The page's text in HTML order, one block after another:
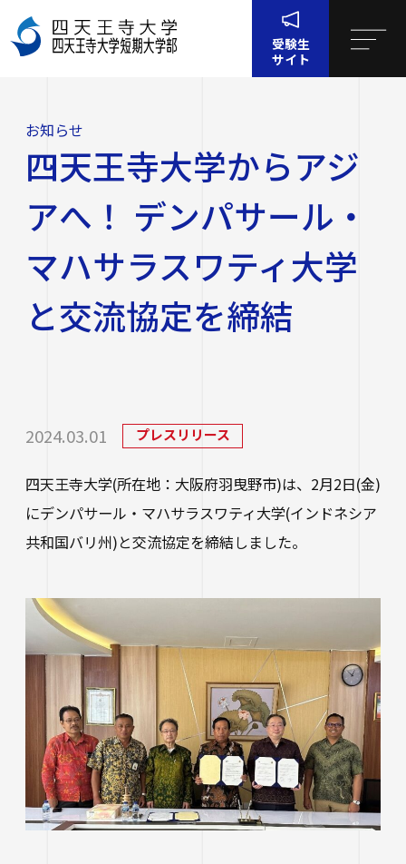
受験生
サイト
四天王寺大学について
四天王寺大学について
四天王寺大学の概要
学長挨拶
大学学章・ロゴ・学歌・応援歌
情報公開
学校法人四天王寺学園 中長期計画
学生広報スタッフ
大学へのご寄付について
キャンパス・施設紹介
交通アクセス
大学・大学院・短大
文学部
経営学部
看護学部
人文社会学部（2023年度以前入学生）
社会学部人間福祉学科（2026年度以前入学
生）
経営学部（2026年度以前入学生）
大学院
学生生活
学費
学生支援
クラブ・サークル紹介
クラス担任制
学生サポートフロア
障害学生支援
保健センター
学生相談室
性の多様性についての基本方針
就職・キャリア支援
キャリアセンター
教職教育推進センター
講座案内・行事予定
あべのハルカスサテライトキャンパス
キャリア教育
免許・資格
卒業生紹介
進路状況
研究・社会連携
学び
図書館
高等教育推進センター
仏教文化研究所
研究
公正な研究活動の推進
外部研究費（科研費等）
国際交流
グローバル教育センター（ランゲージプラザi
留学体験VOICE
海外渡航プログラム
キャンパスで国際交流
留学希望者向け情報
関連サイト
学校法人四天王寺学園
四天王寺高等学校／中学校
四天王寺東高等学校／中学校
四天王寺小学校
四天王寺大学後援会
四天王寺大学同窓会
受験生の方
保護者の方
卒業生の方
企業・一般の方
ご寄付をお考えの方へ
教職員サイト
学生ポータルサイト
お知らせ
四天王寺大学からアジ
アへ！ デンパサール・
マハサラスワティ大学
と交流協定を締結
2024.03.01 プレスリリース
四天王寺大学(所在地：大阪府羽曳野市)は、2月2日(金)
にデンパサール・マハサラスワティ大学(インドネシア
共和国バリ州)と交流協定を締結しました。